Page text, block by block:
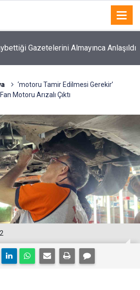
Gazetelerini Almayınca Anlaşıldı
‘motoru Tamir Edilmesi Gerekir’
Motoru Arızalı Çıktı